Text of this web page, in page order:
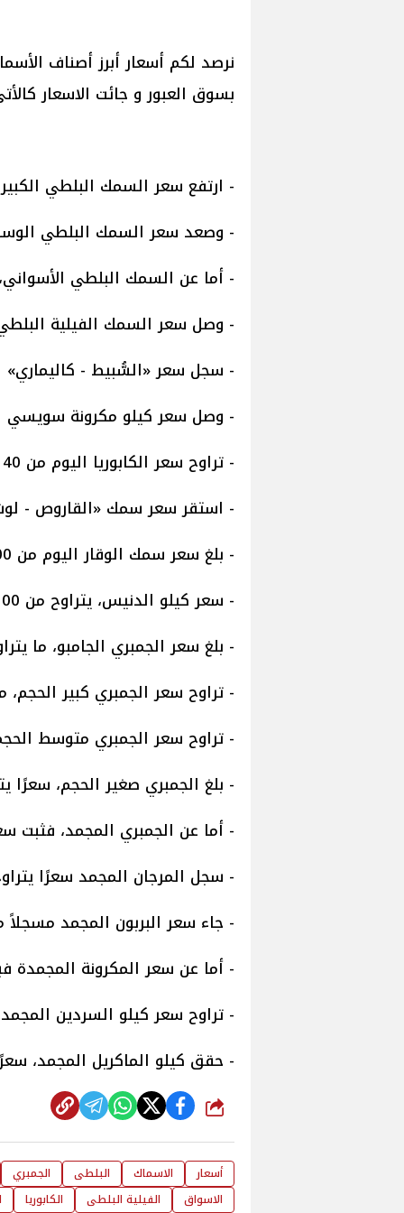
نرصد لكم أسعار أبرز أصناف
بسوق العبور و جائت الاسعار
- ارتفع سعر السمك البلطي الكبير اليوم،
- وصعد سعر السمك البلطي الوسط، عند ما بين
- أما عن السمك البلطي الأسواني، فثبت سعره
- وصل سعر السمك الفيلية البلطي المجمد،
- سجل سعر «السُّبيط - كاليماري» اليوم، ما
- وصل سعر كيلو مكرونة سويسي اليوم،
- تراوح سعر الكابوريا اليوم من 40 إلى 174 جنيهًا.
- استقر سعر سمك «القاروص - لوت»، ليسجل
- بلغ سعر سمك الوقار اليوم من 200 إلى 400 جنيهًا.
- سعر كيلو الدنيس، يتراوح من 100 إلى 260 جنيهًا.
- بلغ سعر الجمبري الجامبو، ما يتراوح بين 660 و 760
- تراوح سعر الجمبري كبير الحجم، ما بين 580 و 640
- تراوح سعر الجمبري متوسط الحجم، ما بين 460 و
- بلغ الجمبري صغير الحجم، سعرًا يتراوح ما بين 180
- أما عن الجمبري المجمد، فثبت سعره ما بين 175 و
- سجل المرجان المجمد سعرًا يتراوح من 30 إلى
- جاء سعر البربون المجمد مسجلاً من 30 إلى 50
- أما عن سعر المكرونة المجمدة فبلغ
- تراوح سعر كيلو السردين المجمد من 50 إلى
- حقق كيلو الماكريل المجمد، سعرًا متراوحًا
شارك
أسعار الاسماك البلطى
الجمبري
الاسواق
الفيلية البلطى الكابوريا